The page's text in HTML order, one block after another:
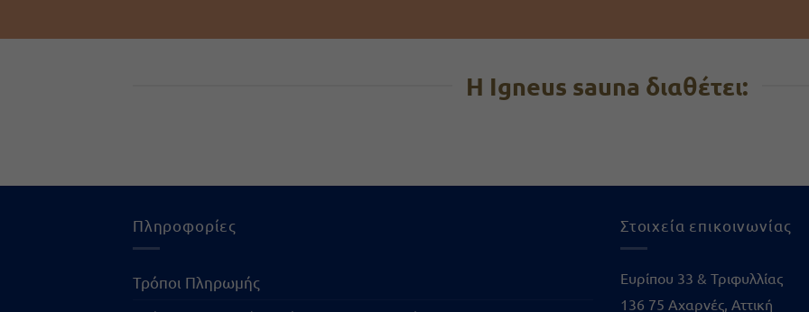
Η Igneus sauna διαθέτει:
Πληροφορίες
Τρόποι Πληρωμής
Στοιχεία επικοινωνίας
Ευρίπου 33 & Τριφυλλίας
136 75 Αχαρνές, Αττική